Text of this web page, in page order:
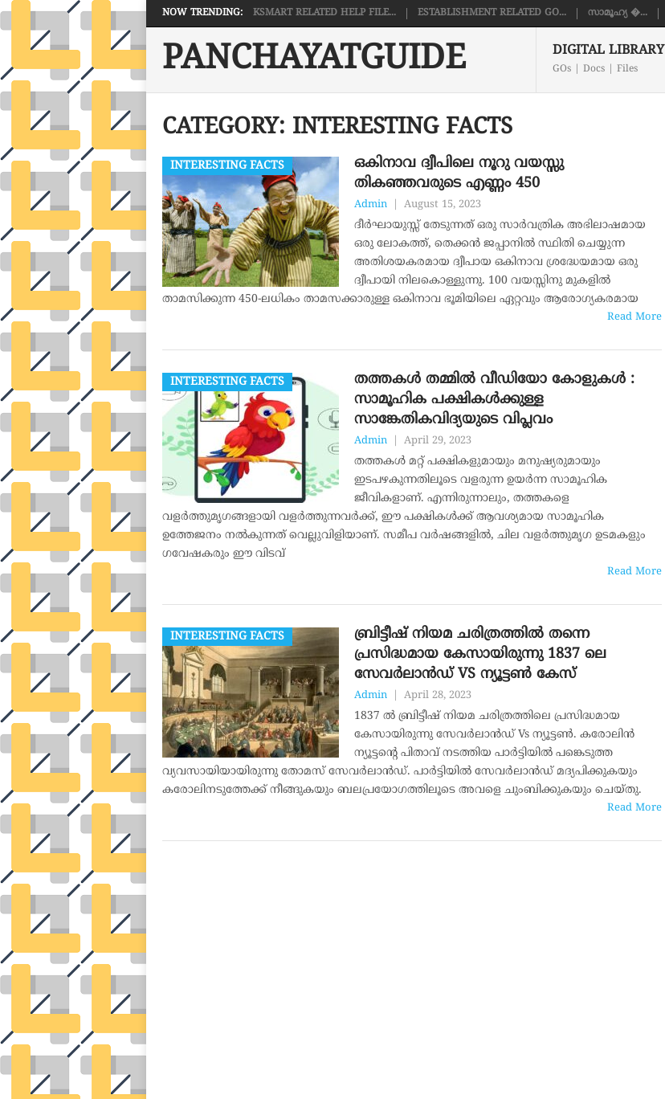
NOW TRENDING: KSMART RELATED HELP FILE... ESTABLISHMENT RELATED GO... സാമൂഹ്യ �...
PANCHAYATGUIDE DIGITAL LIBRARY
GOs | Docs | Files
CATEGORY: INTERESTING FACTS
INTERESTING FACTS
ഒകിനാവ ദ്വീപിലെ നൂറു വയസ്സു
തികഞ്ഞവരുടെ എണ്ണം 450
Admin August 15, 2023
ദീർഘായുസ്സ് തേടുന്നത് ഒരു സാർവത്രിക അഭിലാഷമായ
ഒരു ലോകത്ത്, തെക്കൻ ജപ്പാനിൽ സ്ഥിതി ചെയ്യുന്ന
അതിശയകരമായ ദ്വീപായ ഒകിനാവ ശ്രദ്ധേയമായ ഒരു
ദ്വീപായി നിലകൊള്ളുന്നു. 100 വയസ്സിനു മുകളിൽ
താമസിക്കുന്ന 450-ലധികം താമസക്കാരുള്ള ഒകിനാവ ഭൂമിയിലെ ഏറ്റവും ആരോഗ്യകരമായ
Read More
INTERESTING FACTS
തത്തകൾ തമ്മിൽ വീഡിയോ കോളുകൾ :
സാമൂഹിക പക്ഷികൾക്കുള്ള
സാങ്കേതികവിദ്യയുടെ വിപ്ലവം
Admin April 29, 2023
തത്തകൾ മറ്റ് പക്ഷികളുമായും മനുഷ്യരുമായും
ഇടപഴകുന്നതിലൂടെ വളരുന്ന ഉയർന്ന സാമൂഹിക
ജീവികളാണ്. എന്നിരുന്നാലും, തത്തകളെ
വളർത്തുമൃഗങ്ങളായി വളർത്തുന്നവർക്ക്, ഈ പക്ഷികൾക്ക് ആവശ്യമായ സാമൂഹിക
ഉത്തേജനം നൽകുന്നത് വെല്ലുവിളിയാണ്. സമീപ വർഷങ്ങളിൽ, ചില വളർത്തുമൃഗ ഉടമകളും
ഗവേഷകരും ഈ വിടവ്
Read More
INTERESTING FACTS
ബ്രിട്ടീഷ് നിയമ ചരിത്രത്തിൽ തന്നെ
പ്രസിദ്ധമായ കേസായിരുന്നു 1837 ലെ
സേവർലാൻഡ് VS ന്യൂട്ടൺ കേസ്
Admin April 28, 2023
1837 ൽ ബ്രിട്ടീഷ് നിയമ ചരിത്രത്തിലെ പ്രസിദ്ധമായ
കേസായിരുന്നു സേവർലാൻഡ് Vs ന്യൂട്ടൺ. കരോലിൻ
ന്യൂട്ടന്റെ പിതാവ് നടത്തിയ പാർട്ടിയിൽ പങ്കെടുത്ത
വ്യവസായിയായിരുന്നു തോമസ് സേവർലാൻഡ്. പാർട്ടിയിൽ സേവർലാൻഡ് മദ്യപിക്കുകയും
കരോലിനടുത്തേക്ക് നീങ്ങുകയും ബലപ്രയോഗത്തിലൂടെ അവളെ ചുംബിക്കുകയും ചെയ്തു.
Read More